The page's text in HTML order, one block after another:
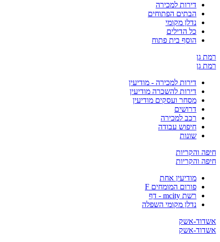
דירות למכירה
הבתים הפתוחים
נדלן מקומי
כל הדילים
הוסף בית פתוח
גן
גן
דירות למכירה - מודיעין
דירות להשכרה מודיעין
מסחר ועסקים מודיעין
דרושים
רכב למכירה
חיפוש עבודה
שונות
והקריות
והקריות
מודיעין אחת
פורום המומחים F
רשת mcity - דף
נדלן מקומי השפלה
אשק
אשק